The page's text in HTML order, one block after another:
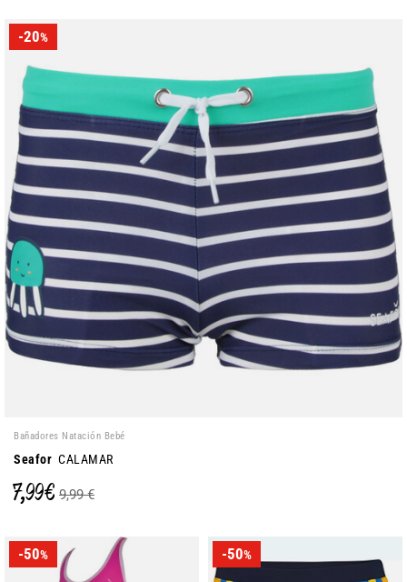
-20%
Bañadores Natación Bebé
Seafor CALAMAR
7,99 € 9,99 €
-50% -50%